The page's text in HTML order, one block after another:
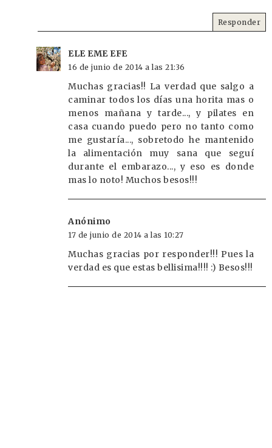
Responder
ELE EME EFE
16 de junio de 2014 a las 21:36
Muchas gracias!! La verdad que salgo a
caminar todos los días una horita mas o
menos mañana y tarde..., y pilates en
casa cuando puedo pero no tanto como
me gustaría..., sobretodo he mantenido
la alimentación muy sana que seguí
durante el embarazo..., y eso es donde
mas lo noto! Muchos besos!!!
Anónimo
17 de junio de 2014 a las 10:27
Muchas gracias por responder!!! Pues la
verdad es que estas bellisima!!!! :) Besos!!!